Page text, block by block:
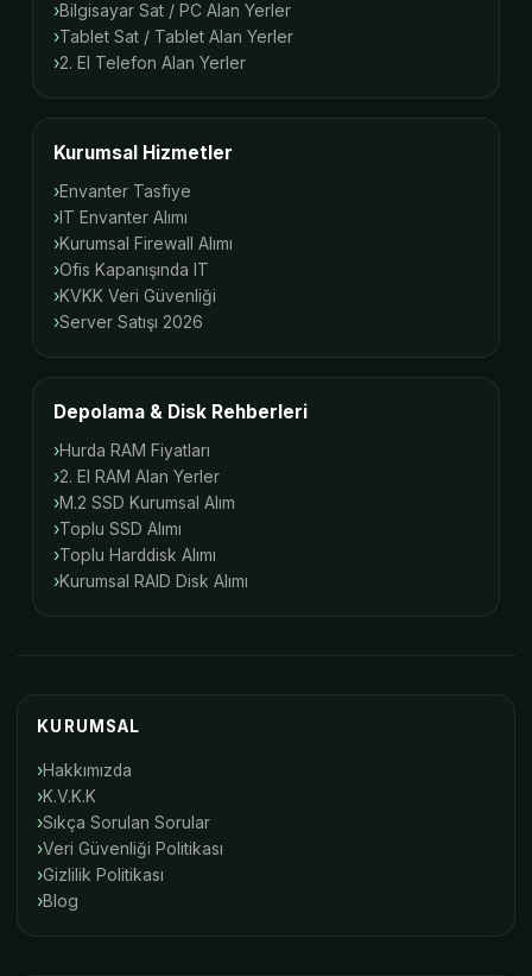
Bilgisayar Sat / PC Alan Yerler
Tablet Sat / Tablet Alan Yerler
2. El Telefon Alan Yerler
Kurumsal Hizmetler
Envanter Tasfiye
IT Envanter Alımı
Kurumsal Firewall Alımı
Ofis Kapanışında IT
KVKK Veri Güvenliği
Server Satışı 2026
Depolama & Disk Rehberleri
Hurda RAM Fiyatları
2. El RAM Alan Yerler
M.2 SSD Kurumsal Alım
Toplu SSD Alımı
Toplu Harddisk Alımı
Kurumsal RAID Disk Alımı
KURUMSAL
Hakkımızda
K.V.K.K
Sıkça Sorulan Sorular
Veri Güvenliği Politikası
Gizlilik Politikası
Blog